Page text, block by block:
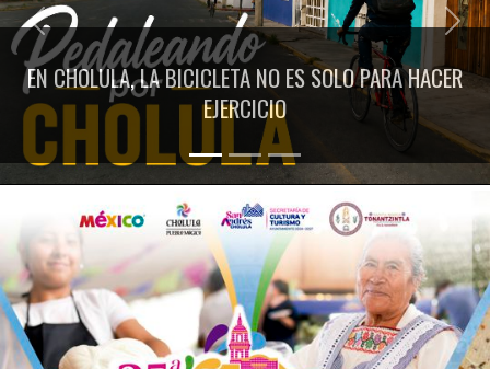
EN CHOLULA, LA BICICLETA NO ES SOLO PARA HACER
EJERCICIO
Previous Next